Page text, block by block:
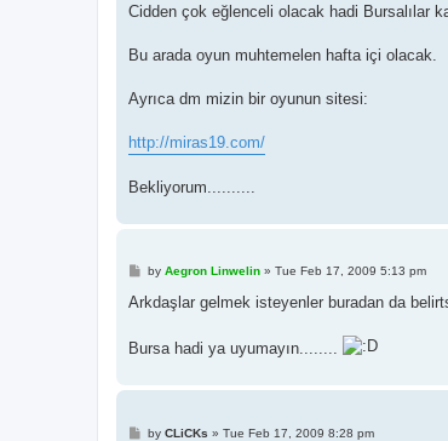
Cidden çok eğlenceli olacak hadi Bursalılar
Bu arada oyun muhtemelen hafta içi olacak.
Ayrıca dm mizin bir oyunun sitesi:
http://miras19.com/
Bekliyorum..........
P
s
by Aegron Linwelin» Tue Feb 17, 2009 5:13 pm
Arkdaşlar gelmek isteyenler buradan da
Bursa hadi ya uyumayın........
Pby CLiCKs » Tue Feb 17, 2009 8:28 pm